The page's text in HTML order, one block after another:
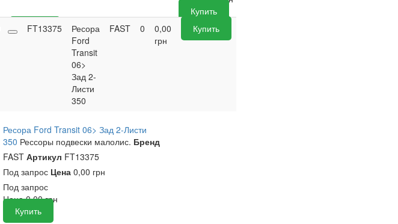
Купить
Купить
FT13375
Ресора
Ford
Transit
06>
Зад 2-
Листи
350
FAST 0
0,00
грн
Купить
Ресора Ford Transit 06> Зад 2-Листи
350 Рессоры подвески малолис. Бренд
FAST Артикул FT13375
Под запрос Цена0,00 грн
Под запрос
Цена 0,00грн
Купить